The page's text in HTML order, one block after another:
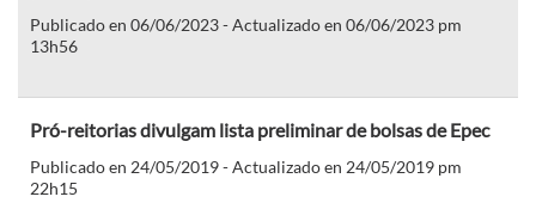
Publicado en 06/06/2023 - Actualizado en 06/06/2023 pm
13h56
Pró-reitorias divulgam lista preliminar de bolsas de Epec
Publicado en 24/05/2019 - Actualizado en 24/05/2019 pm
22h15